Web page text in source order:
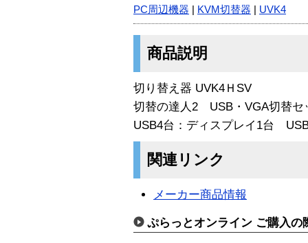
PC周辺機器 KVM切替器 UVK4
商品説明
切り替え器 UVK4ＨSV
切替の達人2 USB・VGA切替セ
USB4台：ディスプレイ1台
関連リンク
メーカー商品情報
ぷらっとオンライン ご購入の